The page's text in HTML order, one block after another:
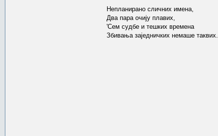
Непланирано сличних имена,
Два пара очију плавих,
'Сем судбе и тешких времена
Збивања заједничких немаше таквих.